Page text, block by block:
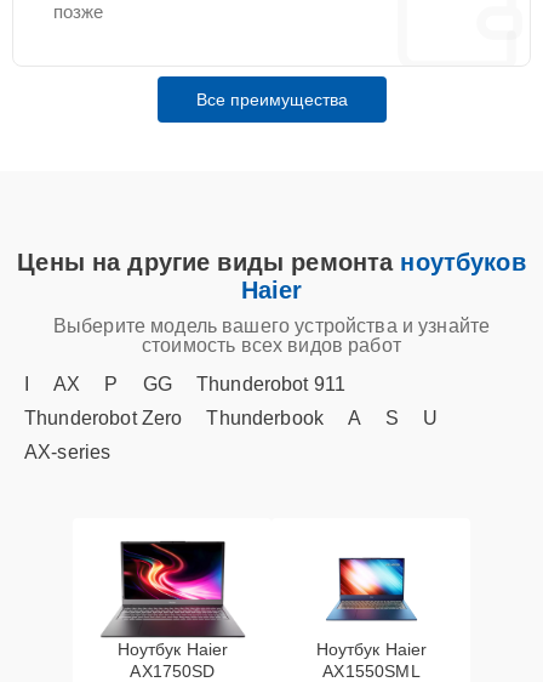
позже
Все преимущества
Цены на другие виды ремонта ноутбуков
Haier
Выберите модель вашего устройства и узнайте
стоимость всех видов работ
AX P GG
Thunderobot 911
Thunderobot Zero
Thunderbook A S
U
AX‑series
Ноутбук Haier
AX1750SD
Ноутбук Haier
AX1550SML